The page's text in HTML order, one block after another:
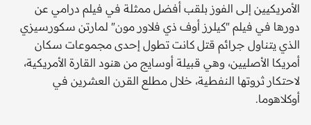
الأمريكيين إلى الفوز بلقب أفضل ممثلة في فيلم درامي عن
دورها في فيلم "كيلرز أوف ذي فلاور مون" لمارتن سكورسيزي
الذي يتناول جرائم قتل كانت تطول إحدى مجموعات سكان
أمريكا الأصليين، وهي قبيلة أوسايج من هنود القارة الأمريكية،
لاحتكار ثروتها النفطية، خلال مطلع القرن العشرين في
أوكلاهوما.